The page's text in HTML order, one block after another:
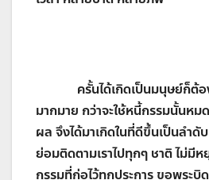
ครั้นได้เกิดเป็นมนุษย์ก็ต้
มากมาย กว่าจะใช้หนี้กรรมนั้นห
ผล จึงได้มาเกิดในที่ดีขึ้นเป็นลำ
ย่อมติดตามเราไปทุกๆ ชาติ ไม่มี
กรรมที่ก่อไว้ทุกประการ ขอพระ